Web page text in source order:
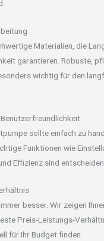
Materialien, die
garantieren. Robuste,
wichtig für den
sollte einfach zu
Funktionen wie
Effizienz sind
besser. Wir zeigen
Preis-Leistungs-
für Ihr Budget finden.